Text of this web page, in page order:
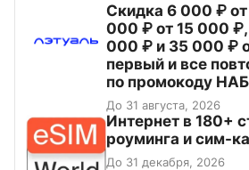
Скидка 6 000 ₽
000 ₽ от 15 000
000 ₽ и 35 000 ₽
первый и все
по промокоду
До 31 августа, 2026
Интернет в 180+
роуминга и сим-
До 31 декабря, 2026